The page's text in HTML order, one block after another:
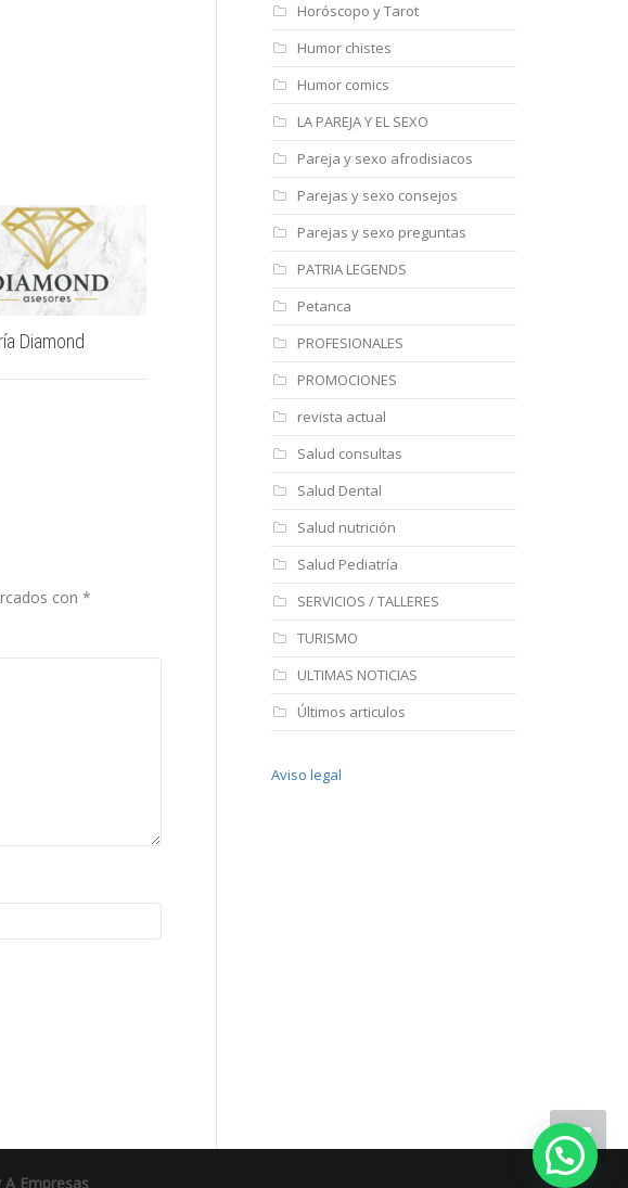
Diamond
Clinica Veterinaria
JM BAEZA ASESORES
con *
Horóscopo y Tarot
Humor chistes
Humor comics
LA PAREJA Y EL SEXO
Pareja y sexo afrodisiacos
Parejas y sexo consejos
Parejas y sexo preguntas
PATRIA LEGENDS
Petanca
PROFESIONALES
PROMOCIONES
revista actual
Salud consultas
Salud Dental
Salud nutrición
Salud Pediatría
SERVICIOS / TALLERES
TURISMO
ULTIMAS NOTICIAS
Últimos articulos
Aviso legal
Empresas